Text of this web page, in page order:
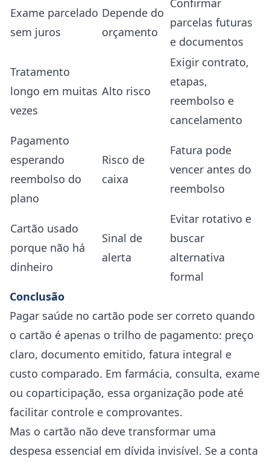
Exame parcelado
sem juros
Depende do
orçamento
Confirmar
parcelas futuras
e documentos
Tratamento
longo em muitas
vezes
Alto risco
Exigir contrato,
etapas,
reembolso e
cancelamento
Pagamento
esperando
reembolso do
plano
Risco de
caixa
Fatura pode
vencer antes do
reembolso
Cartão usado
porque não há
dinheiro
Sinal de
alerta
Evitar rotativo e
buscar
alternativa
formal
Conclusão
Pagar saúde no cartão pode ser correto quando
o cartão é apenas o trilho de pagamento: preço
claro, documento emitido, fatura integral e
custo comparado. Em farmácia, consulta, exame
ou coparticipação, essa organização pode até
facilitar controle e comprovantes.
Mas o cartão não deve transformar uma
despesa essencial em dívida invisível. Se a conta